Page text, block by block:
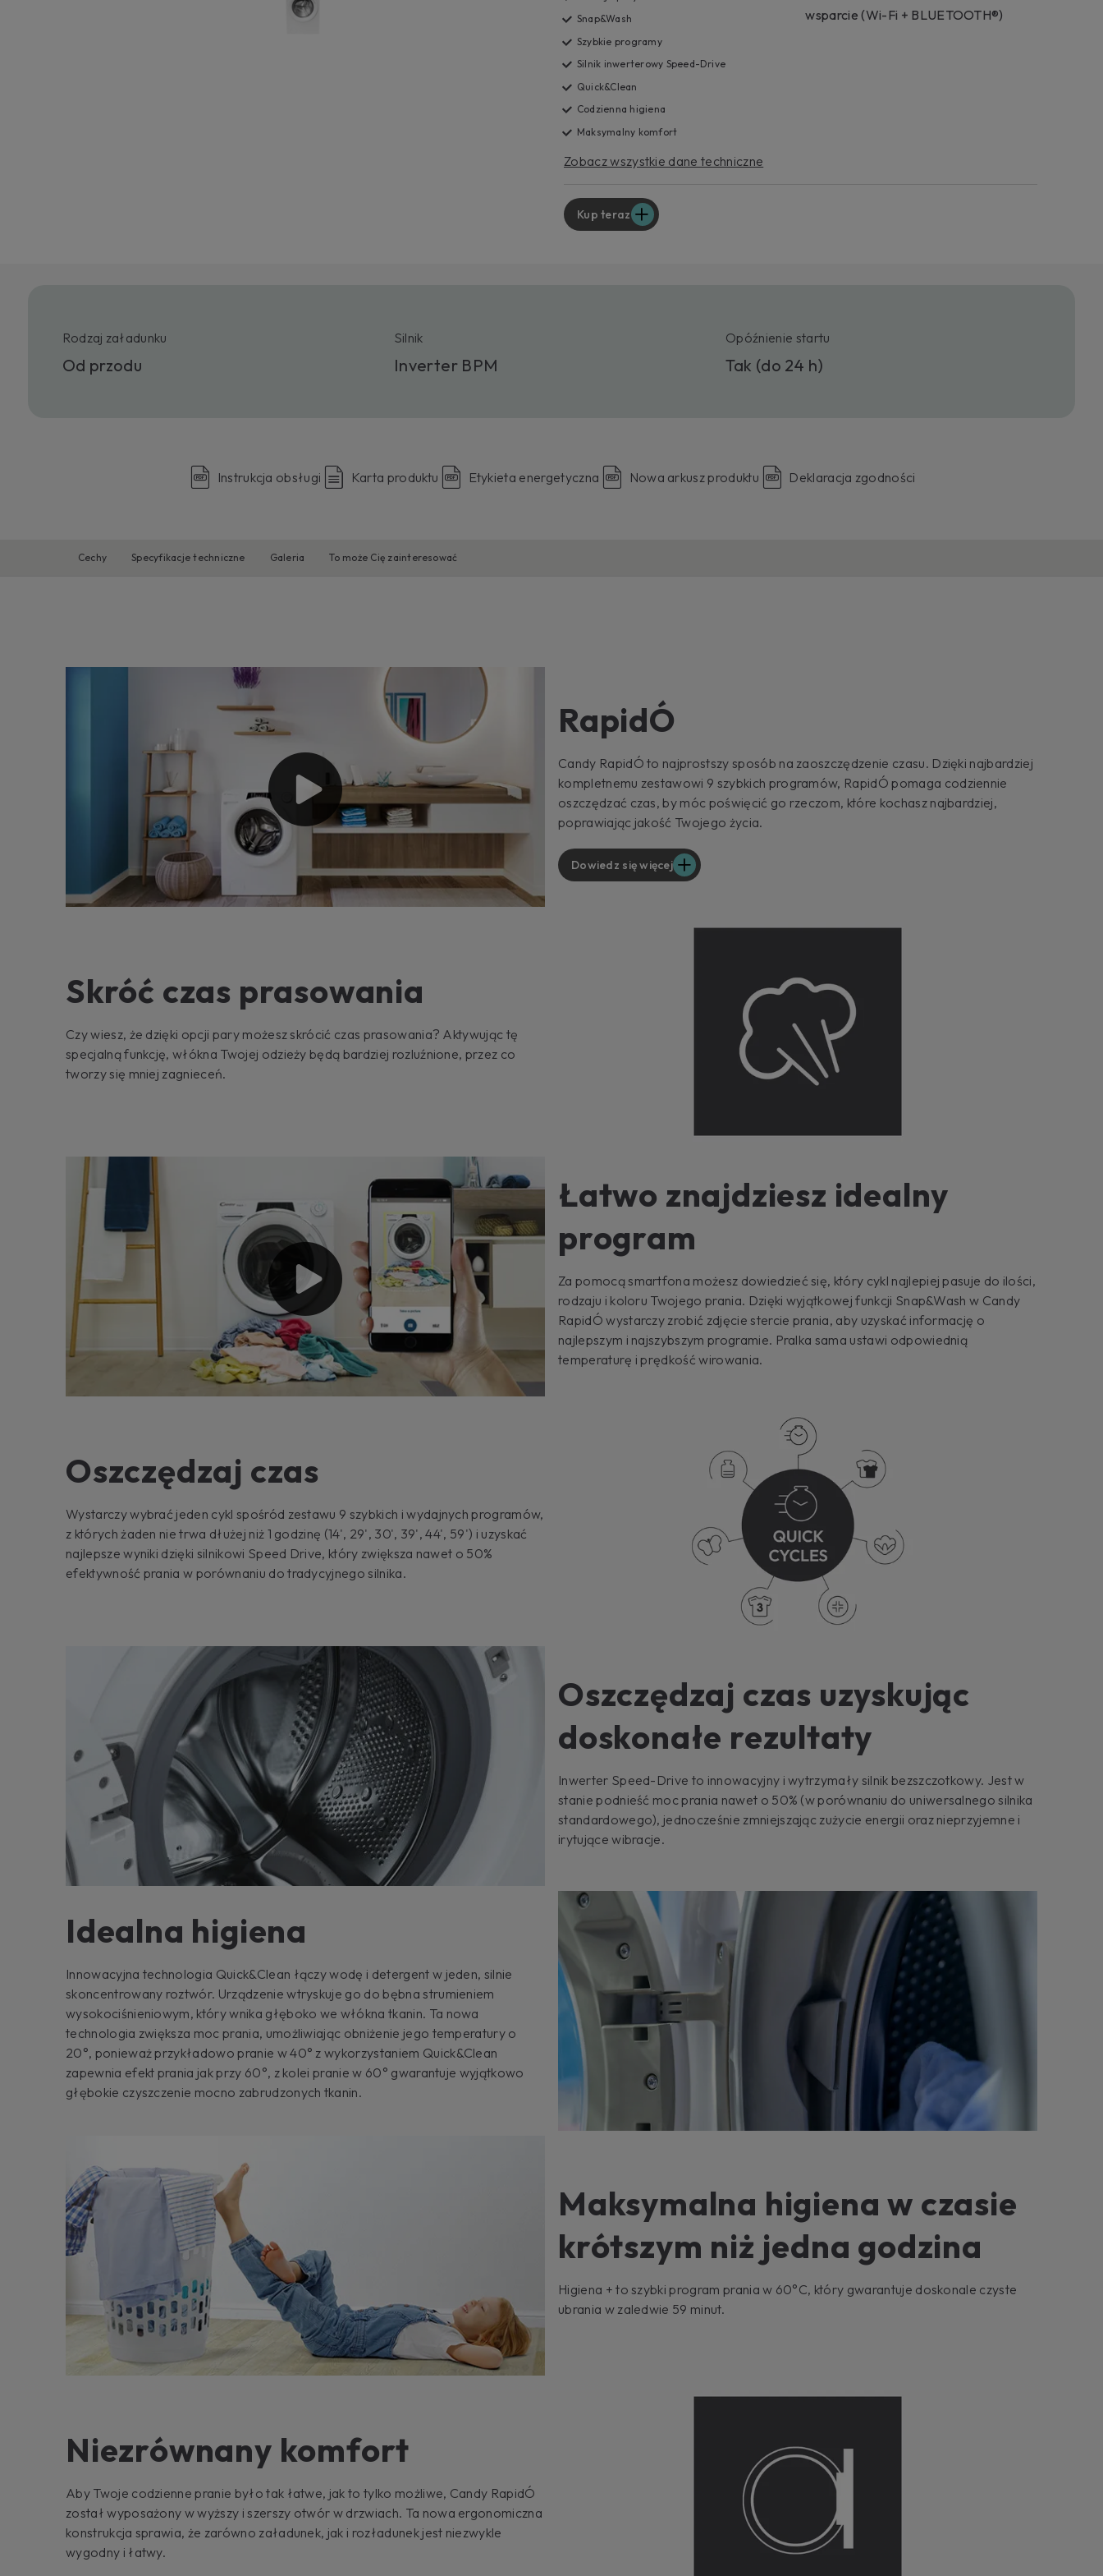
Snap&Wash
Szybkie programy
Silnik inwerterowy Speed-Drive
Quick&Clean
Codzienna higiena
Maksymalny komfort
Zobacz wszystkie dane techniczne
wsparcie (Wi-Fi + BLUETOOTH®)
Kup teraz
Rodzaj załadunku
Od przodu
Silnik
Inverter BPM
Opóźnienie startu
Tak (do 24 h)
Instrukcja obsługi Karta produktu Etykieta energetyczna Nowa arkusz produktu Deklaracja zgodności
Cechy Specyfikacje techniczne Galeria To może Cię zainteresować
RapidÓ
Candy RapidÓ to najprostszy sposób na zaoszczędzenie czasu. Dzięki najbardziej
kompletnemu zestawowi 9 szybkich programów, RapidÓ pomaga codziennie
oszczędzać czas, by móc poświęcić go rzeczom, które kochasz najbardziej,
poprawiając jakość Twojego życia.
Dowiedz się więcej
Skróć czas prasowania
Czy wiesz, że dzięki opcji pary możesz skrócić czas prasowania? Aktywując tę ​​
specjalną funkcję, włókna Twojej odzieży będą bardziej rozluźnione, przez co
tworzy się mniej zagnieceń.
Łatwo znajdziesz idealny
program
Za pomocą smartfona możesz dowiedzieć się, który cykl najlepiej pasuje do ilości,
rodzaju i koloru Twojego prania. Dzięki wyjątkowej funkcji Snap&Wash w Candy
RapidÓ wystarczy zrobić zdjęcie stercie prania, aby uzyskać informację o
najlepszym i najszybszym programie. Pralka sama ustawi odpowiednią
temperaturę i prędkość wirowania.
Oszczędzaj czas
Wystarczy wybrać jeden cykl spośród zestawu 9 szybkich i wydajnych programów,
z których żaden nie trwa dłużej niż 1 godzinę (14', 29', 30', 39', 44', 59') i uzyskać
najlepsze wyniki dzięki silnikowi Speed ​​Drive, który zwiększa nawet o 50%
efektywność prania w porównaniu do tradycyjnego silnika.
Oszczędzaj czas uzyskując
doskonałe rezultaty
Inwerter Speed-Drive to innowacyjny i wytrzymały silnik bezszczotkowy. Jest w
stanie podnieść moc prania nawet o 50% (w porównaniu do uniwersalnego silnika
standardowego), jednocześnie zmniejszając zużycie energii oraz nieprzyjemne i
irytujące wibracje.
Idealna higiena
Innowacyjna technologia Quick&Clean łączy wodę i detergent w jeden, silnie
skoncentrowany roztwór. Urządzenie wtryskuje go do bębna strumieniem
wysokociśnieniowym, który wnika głęboko we włókna tkanin. Ta nowa
technologia zwiększa moc prania, umożliwiając obniżenie jego temperatury o
20°, ponieważ przykładowo pranie w 40° z wykorzystaniem Quick&Clean
zapewnia efekt prania jak przy 60°, z kolei pranie w 60° gwarantuje wyjątkowo
głębokie czyszczenie mocno zabrudzonych tkanin.
Maksymalna higiena w czasie
krótszym niż jedna godzina
Higiena + to szybki program prania w 60°C, który gwarantuje doskonale czyste
ubrania w zaledwie 59 minut.
Niezrównany komfort
Aby Twoje codzienne pranie było tak łatwe, jak to tylko możliwe, Candy RapidÓ
został wyposażony w wyższy i szerszy otwór w drzwiach. Ta nowa ergonomiczna
konstrukcja sprawia, że ​​zarówno załadunek, jak i rozładunek jest niezwykle
wygodny i łatwy.